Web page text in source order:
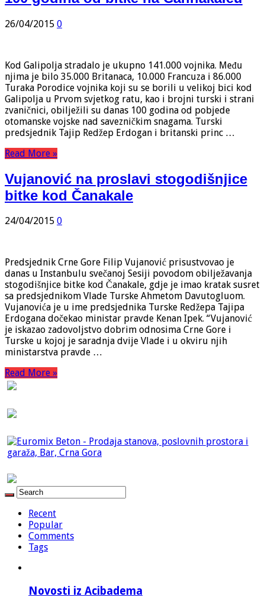
26/04/2015 0
Kod Galipolja stradalo je ukupno 141.000 vojnika. Među
njima je bilo 35.000 Britanaca, 10.000 Francuza i 86.000
Turaka Porodice vojnika koji su se borili u velikoj bici kod
Galipolja u Prvom svjetkog ratu, kao i brojni turski i strani
zvaničnici, obilježili su danas 100 godina od pobjede
otomanske vojske nad savezničkim snagama. Turski
predsjednik Tajip Redžep Erdogan i britanski princ …
Read More »
Vujanović na proslavi stogodišnjice
bitke kod Čanakale
24/04/2015 0
Predsjednik Crne Gore Filip Vujanović prisustvovao je
danas u Instanbulu svečanoj Sesiji povodom obilježavanja
stogodišnjice bitke kod Čanakale, gdje je imao kratak susret
sa predsjednikom Vlade Turske Ahmetom Davutogluom.
Vujanovića je u ime predsjednika Turske Redžepa Tajipa
Erdogana dočekao ministar pravde Kenan Ipek. “Vujanović
je iskazao zadovoljstvo dobrim odnosima Crne Gore i
Turske u kojoj je saradnja dvije Vlade i u okviru njih
ministarstva pravde …
Read More »
Recent
Popular
Comments
Tags
Novosti iz Acibadema